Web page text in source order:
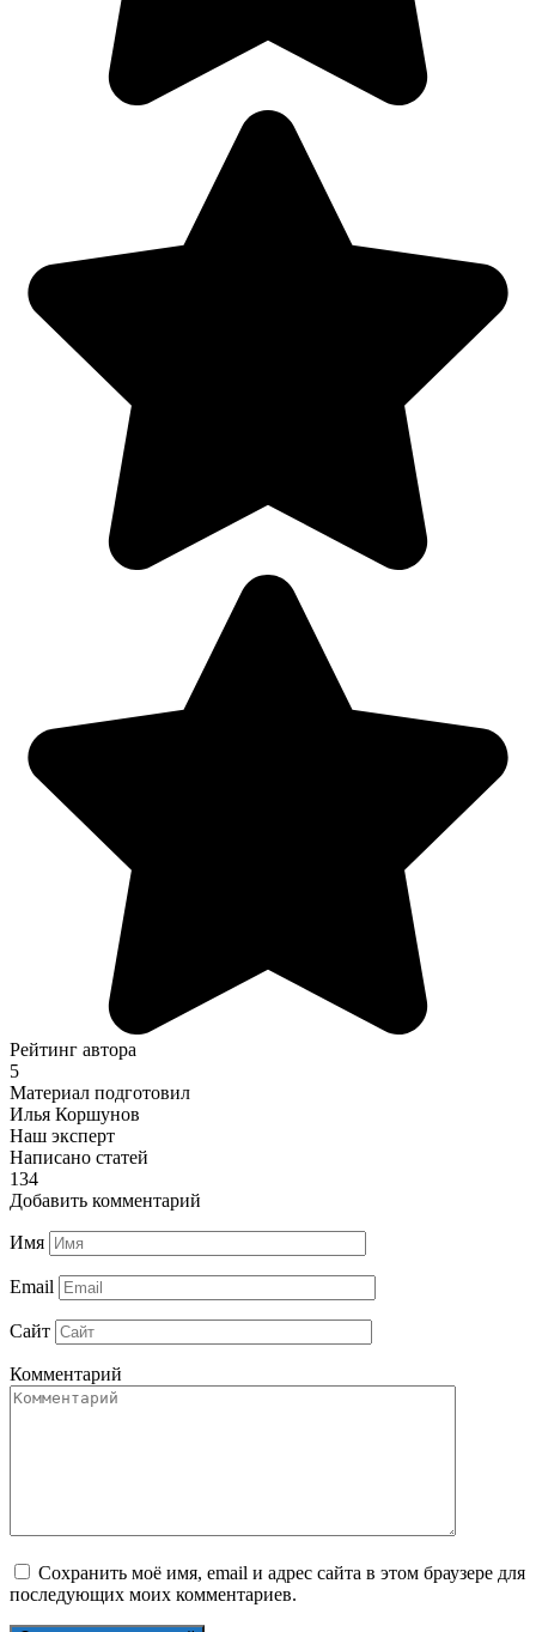
Рейтинг автора
5
Материал подготовил
Илья Коршунов
Наш эксперт
Написано статей
134
Добавить комментарий
Имя
Email
Сайт
Комментарий
Сохранить моё имя, email и адрес сайта в этом браузере для
последующих моих комментариев.